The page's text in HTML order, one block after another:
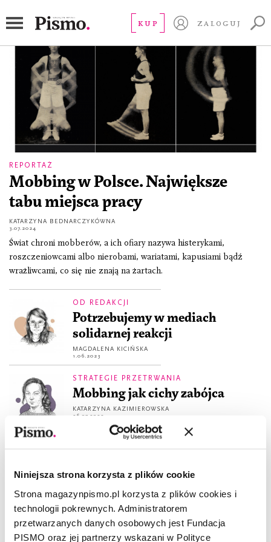
Niniejsza strona korzysta z plików cookie
Strona magazynpismo.pl korzysta z plików cookies i
technologii pokrewnych. Administratorem
przetwarzanych danych osobowych jest Fundacja
PISMO oraz jej partnerzy wskazani w Polityce
KUP ZALOGUJ
REPORTAŻ
Mobbing w Polsce. Największe
tabu miejsca pracy
KATARZYNA BEDNARCZYKÓWNA
3.07.2024
Świat chroni mobberów, a ich ofiary nazywa histerykami,
roszczeniowcami albo nierobami, wariatami, kapusiami bądź
wrażliwcami, co się nie znają na żartach.
OD REDAKCJI
Potrzebujemy w mediach
solidarnej reakcji
MAGDALENA KICIŃSKA
1.06.2023
STRATEGIE PRZETRWANIA
Mobbing jak cichy zabójca
KATARZYNA KAZIMIEROWSKA
26.07.2022
REPORTAŻ
MICHAŁ SZCZĘCH